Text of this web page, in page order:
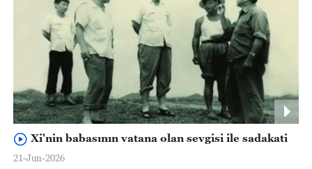
Xi'nin babasının vatana olan sevgisi ile sadakati
21-Jun-2026